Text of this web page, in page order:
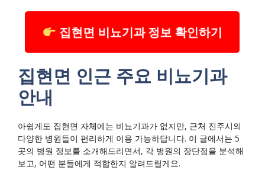
집현면 비뇨기과 정보 확인하기
집현면 인근 주요 비뇨기과
안내
아쉽게도 집현면 자체에는 비뇨기과가 없지만, 근처 진주시의
다양한 병원들이 편리하게 이용 가능하답니다. 이 글에서는 5
곳의 병원 정보를 소개해드리면서, 각 병원의 장단점을 분석해
보고, 어떤 분들에게 적합한지 알려드릴게요.